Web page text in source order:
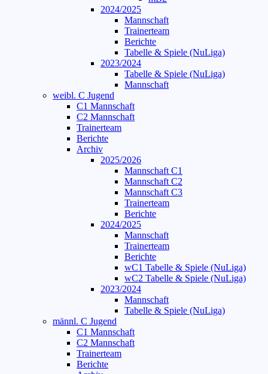
2024/2025
Mannschaft
Trainerteam
Berichte
Tabelle & Spiele (NuLiga)
2023/2024
Tabelle & Spiele (NuLiga)
Mannschaft
weibl. C Jugend
C1 Mannschaft
C2 Mannschaft
Trainerteam
Berichte
Archiv
2025/2026
Mannschaft C1
Mannschaft C2
Mannschaft C3
Trainerteam
Berichte
2024/2025
Mannschaft
Trainerteam
Berichte
wC1 Tabelle & Spiele (NuLiga)
wC2 Tabelle & Spiele (NuLiga)
2023/2024
Mannschaft
Tabelle & Spiele (NuLiga)
männl. C Jugend
C1 Mannschaft
C2 Mannschaft
Trainerteam
Berichte